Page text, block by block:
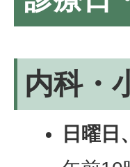
内科・
日曜日